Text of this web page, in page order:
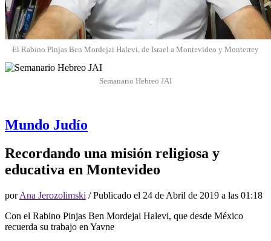
El Rabino Pinjas Ben Mordejai Halevi, de Israel a Montevideo y Monterrey
Semanario Hebreo JAI
Mundo Judío
Recordando una misión religiosa y
educativa en Montevideo
porAna Jerozolimski / Publicado el 24 de Abril de 2019 a las 01:18
Con el Rabino Pinjas Ben Mordejai Halevi, que desde México
recuerda su trabajo en Yavne